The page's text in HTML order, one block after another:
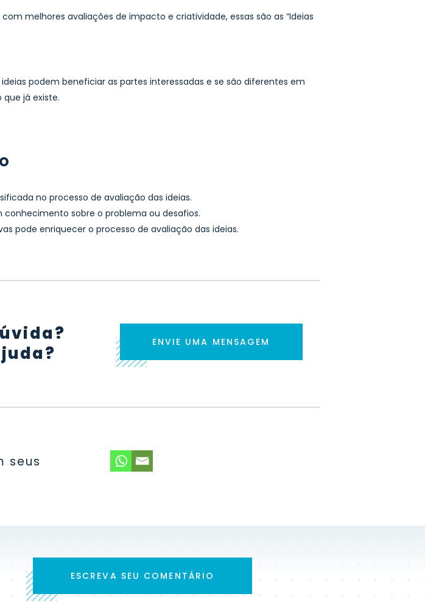
melhores avaliações de impacto e criatividade, essas são as “Ideias
ideias podem beneficiar as partes interessadas e se são diferentes em
já existe.
no processo de avaliação das ideias.
sobre o problema ou desafios.
pode enriquecer o processo de avaliação das ideias.
ENVIE UMA MENSAGEM
seus
ESCREVA SEU COMENTÁRIO